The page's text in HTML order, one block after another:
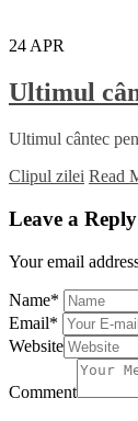
24 APR
Ultimul
Ultimul cântec
Clipul zilei Read
Leave a Reply
Your email
Name*
Email*
Website
Comment